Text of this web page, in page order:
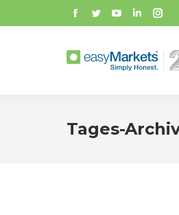
YouTubeLinkedin
Tages-